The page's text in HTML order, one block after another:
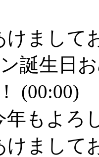
けまし
誕生日
(00:00)
年もよろ
けまして